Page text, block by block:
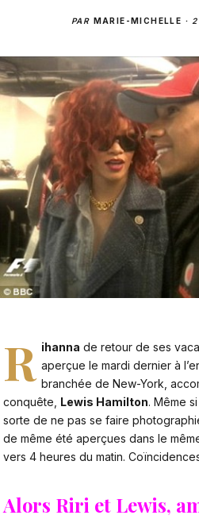
PAR MARIE-MICHELLE ·
R ihanna de retour de ses
aperçue le mardi dernier à
branchée de New-York,
conquête, Lewis Hamilton. Même
sorte de ne pas se faire
de même été aperçues dans le
vers 4 heures du matin.
Alors Riri et Lewis,